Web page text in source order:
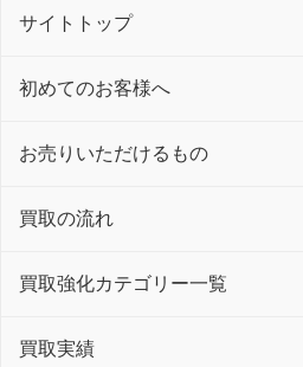
サイトトップ
初めてのお客様へ
お売りいただけるもの
買取の流れ
買取強化カテゴリー一覧
買取実績